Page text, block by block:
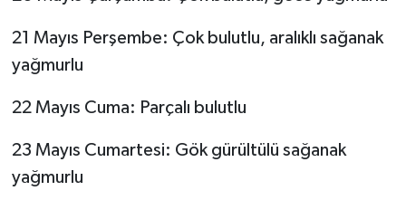
21 Mayıs Perşembe: Çok bulutlu, aralıklı sağanak
yağmurlu
22 Mayıs Cuma: Parçalı bulutlu
23 Mayıs Cumartesi: Gök gürültülü sağanak
yağmurlu